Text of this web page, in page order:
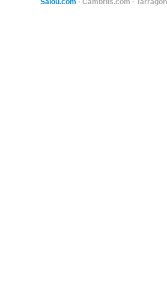
Salou.com · Cambrils.com ·